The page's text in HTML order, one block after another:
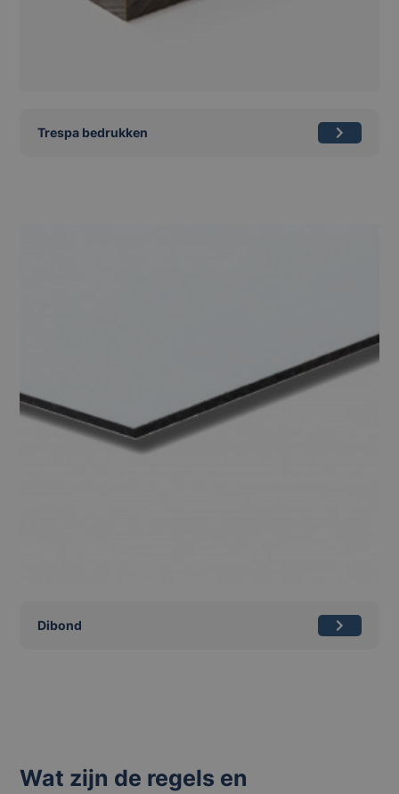
Trespa bedrukken
Dibond
Wat zijn de regels en